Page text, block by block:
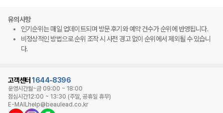
유의사항
인기순위는 매일 업데이트되며 방문 후기와 예약 건수가 순위에 반영됩니다.
비정상적인 방법으로 순위 조작 시 사전 경고 없이 순위에서 제외될 수 있습니
다.
고객센터 1644-8396
운영시간월~금 09:00 ~ 18:00
점심시간12:00 ~ 13:30 (주말, 공휴일 휴무)
E-MAILhelp@beaulead.co.kr